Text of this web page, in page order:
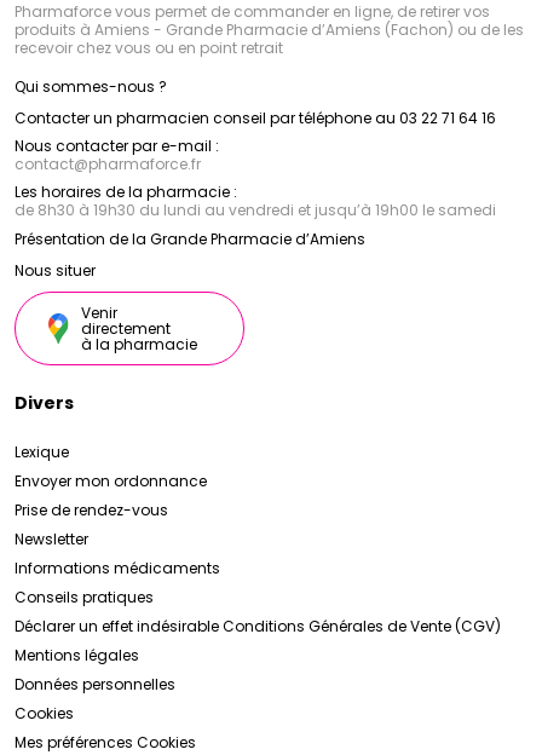
Pharmaforce vous permet de commander en ligne, de retirer vos
produits à Amiens - Grande Pharmacie d’Amiens (Fachon) ou de les
recevoir chez vous ou en point retrait
Qui sommes-nous ?
Contacter un pharmacien conseil par téléphone au 03 22 71 64 16
Nous contacter par e-mail :
contact@pharmaforce.fr
Les horaires de la pharmacie :
de 8h30 à 19h30 du lundi au vendredi et jusqu’à 19h00 le samedi
Présentation de la Grande Pharmacie d’Amiens
Nous situer
Venir
directement
à la pharmacie
Divers
Lexique
Envoyer mon ordonnance
Prise de rendez-vous
Newsletter
Informations médicaments
Conseils pratiques
Déclarer un effet indésirableConditions Générales de Vente (CGV)
Mentions légales
Données personnelles
Cookies
Mes préférences Cookies